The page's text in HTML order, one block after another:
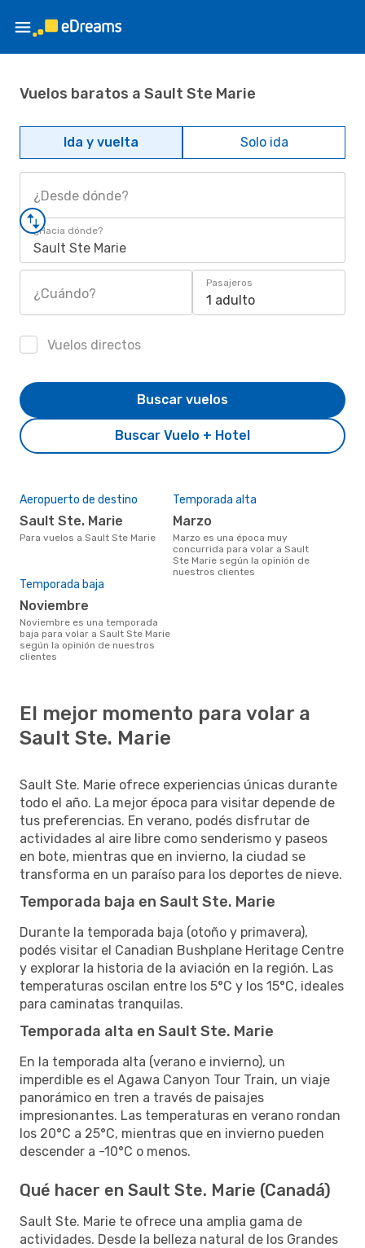
Vuelos baratos a Sault Ste Marie
Ida y vuelta Solo ida
¿Desde dónde?
¿Hacia dónde?
Sault Ste Marie
¿Cuándo?
Pasajeros
1 adulto
Vuelos directos
Buscar Vuelo + Hotel
Buscar vuelos
Aeropuerto de destino
Sault Ste. Marie
Para vuelos a Sault Ste Marie
Temporada alta
marzo
marzo es una época muy
concurrida para volar a Sault
Ste Marie según la opinión de
nuestros clientes
Temporada baja
noviembre
noviembre es una temporada
baja para volar a Sault Ste Marie
según la opinión de nuestros
clientes
El mejor momento para volar a
Sault Ste. Marie
Sault Ste. Marie ofrece experiencias únicas durante
todo el año. La mejor época para visitar depende de
tus preferencias. En verano, podés disfrutar de
actividades al aire libre como senderismo y paseos
en bote, mientras que en invierno, la ciudad se
transforma en un paraíso para los deportes de nieve.
Temporada baja en Sault Ste. Marie
Durante la temporada baja (otoño y primavera),
podés visitar el Canadian Bushplane Heritage Centre
y explorar la historia de la aviación en la región. Las
temperaturas oscilan entre los 5°C y los 15°C, ideales
para caminatas tranquilas.
Temporada alta en Sault Ste. Marie
En la temporada alta (verano e invierno), un
imperdible es el Agawa Canyon Tour Train, un viaje
panorámico en tren a través de paisajes
impresionantes. Las temperaturas en verano rondan
los 20°C a 25°C, mientras que en invierno pueden
descender a -10°C o menos.
Qué hacer en Sault Ste. Marie (Canadá)
Sault Ste. Marie te ofrece una amplia gama de
actividades. Desde la belleza natural de los Grandes